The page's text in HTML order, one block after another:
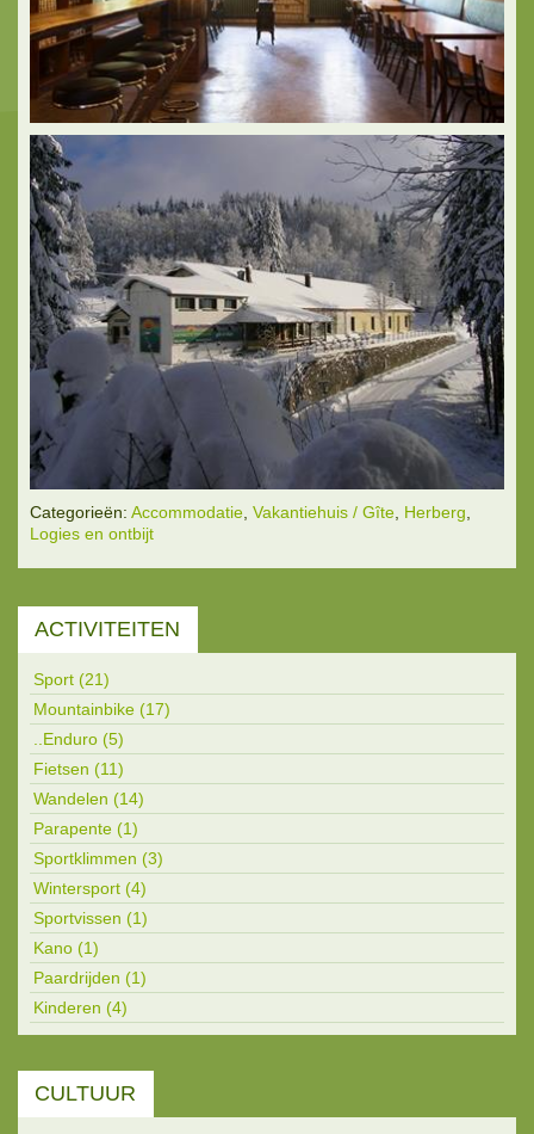
Categorieën: Accommodatie Vakantiehuis / Gîte Herberg
Logies en ontbijt
ACTIVITEITEN
Sport (21)
Mountainbike (17)
..Enduro (5)
Fietsen (11)
Wandelen (14)
Parapente (1)
Sportklimmen (3)
Wintersport (4)
Sportvissen (1)
Kano (1)
Paardrijden (1)
Kinderen (4)
CULTUUR